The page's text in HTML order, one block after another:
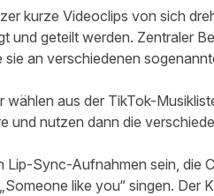
kurze Videoclips von sich
und geteilt werden. Zentraler
an verschiedenen
aus der TikTok-
und nutzen dann die
Sync-Aufnahmen sein, die
like you“ singen. Der